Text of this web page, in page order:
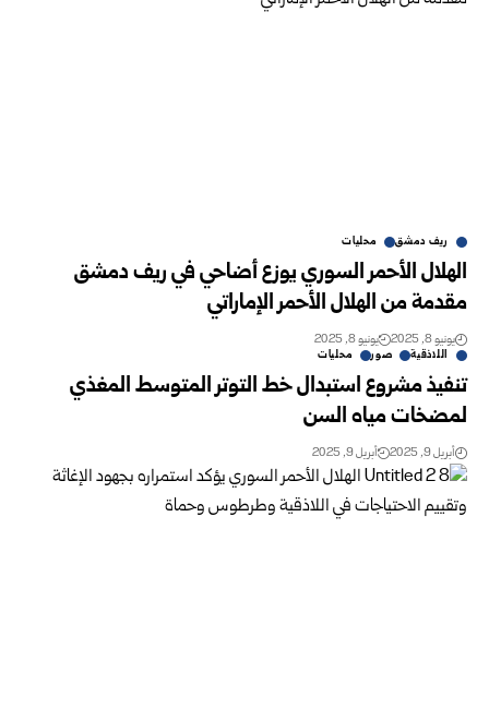
ريف دمشق محليات
الهلال الأحمر السوري يوزع أضاحي في ريف دمشق
مقدمة من الهلال الأحمر الإماراتي
يونيو 8, 2025 يونيو 8, 2025
اللاذقية صور محليات
تنفيذ مشروع استبدال خط التوتر المتوسط المغذي
لمضخات مياه السن
أبريل 9, 2025 أبريل 9, 2025